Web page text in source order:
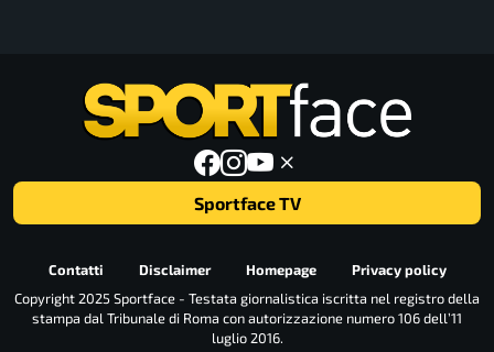
Sportface TV
Contatti Disclaimer Homepage
Privacy policy
Copyright 2025 Sportface - Testata giornalistica iscritta nel registro della
stampa dal Tribunale di Roma con autorizzazione numero 106 dell’11
luglio 2016.